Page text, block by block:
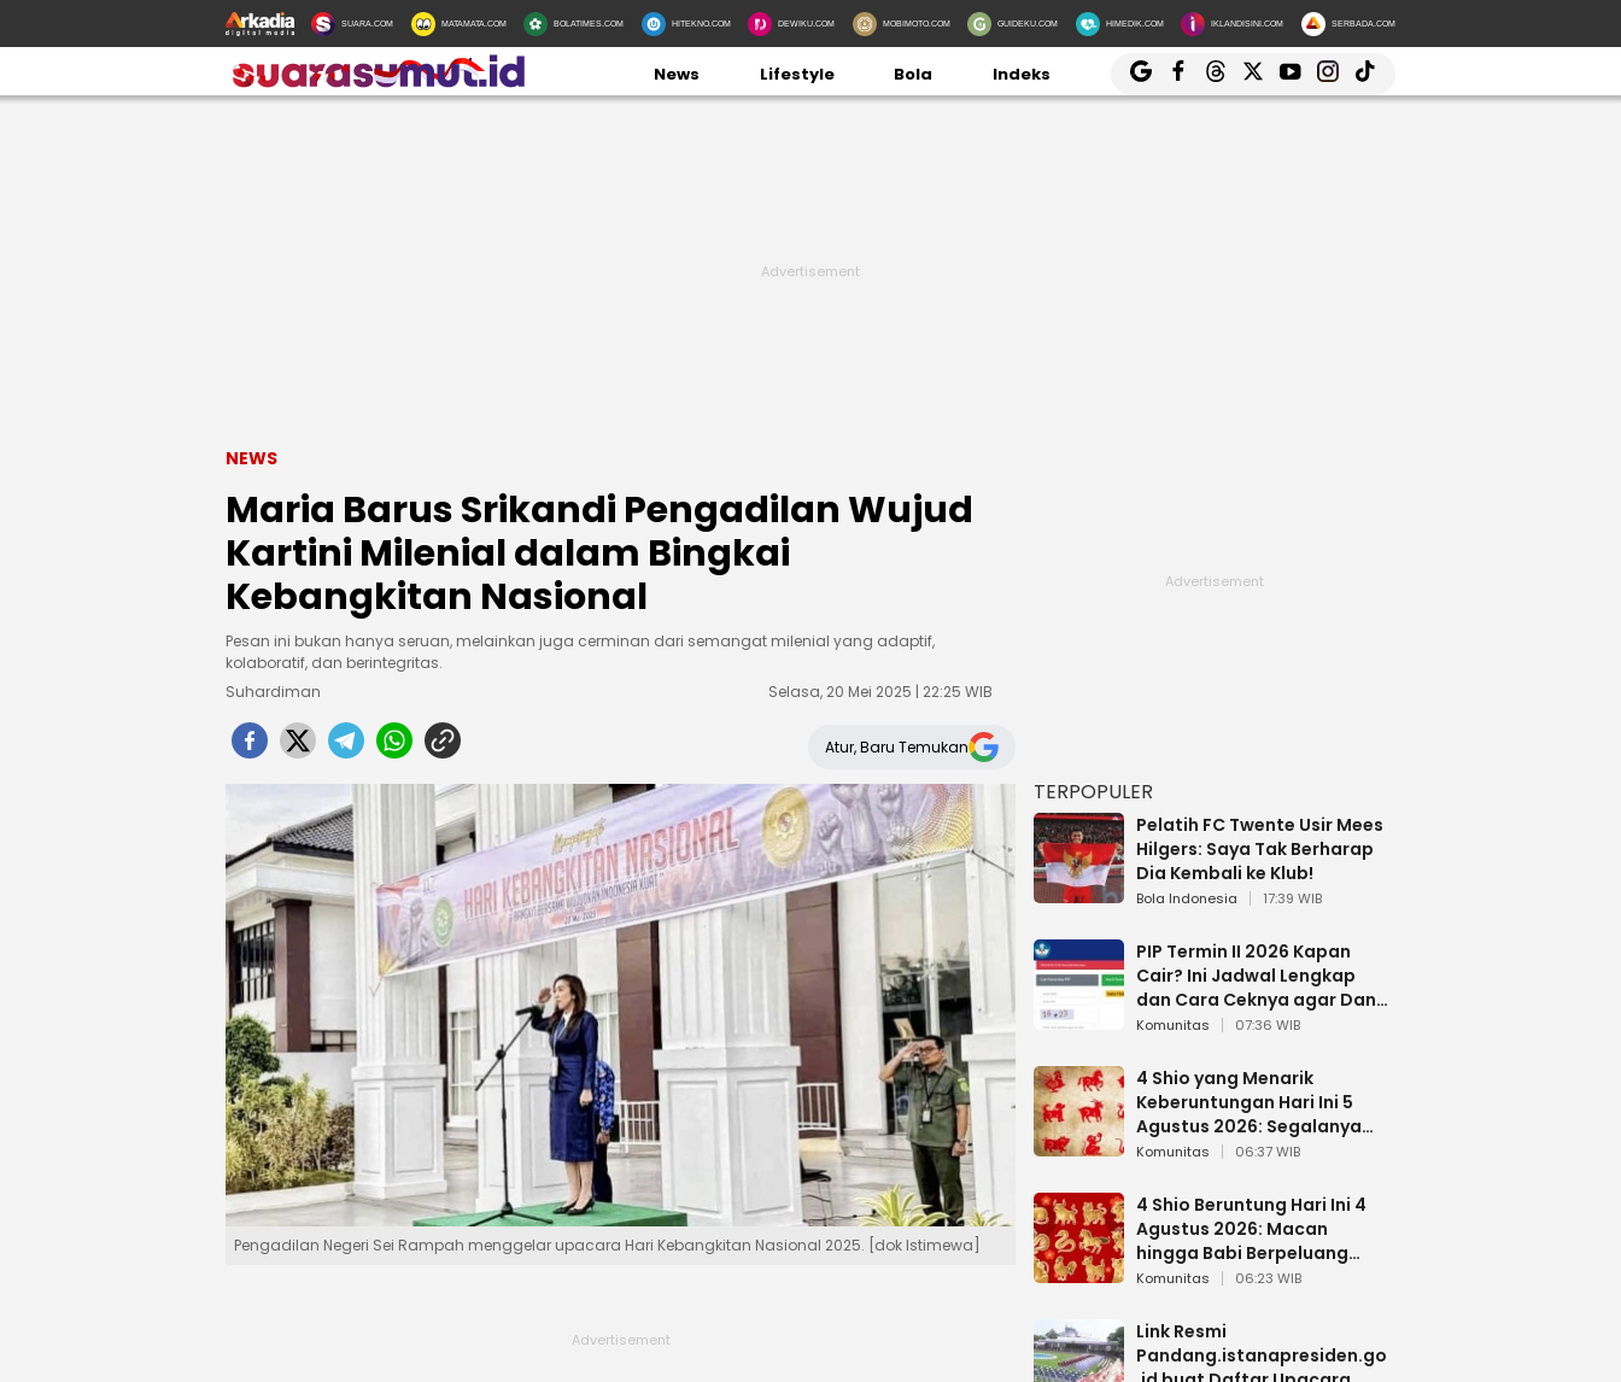
SUARA.COM MATAMATA.COM BOLATIMES.COM HITEKNO.COM DEWIKU.COM MOBIMOTO.COM GUIDEKU.COM HIMEDIK.COM IKLANDISINI.COM SERBADA.COM
News Lifestyle Bola Indeks
NEWS
Maria Barus Srikandi Pengadilan Wujud
Kartini Milenial dalam Bingkai
Kebangkitan Nasional
Pesan ini bukan hanya seruan, melainkan juga cerminan dari semangat milenial yang adaptif,
kolaboratif, dan berintegritas.
Suhardiman
Selasa, 20 Mei 2025 | 22:25 WIB
Atur, Baru Temukan
Pengadilan Negeri Sei Rampah menggelar upacara Hari Kebangkitan Nasional 2025. [dok Istimewa]
TERPOPULER
Pelatih FC Twente Usir Mees
Hilgers: Saya Tak Berharap
Dia Kembali ke Klub!
Bola Indonesia 17:39 WIB
PIP Termin II 2026 Kapan
Cair? Ini Jadwal Lengkap
dan Cara Ceknya agar Dana
Tidak Hangus!
Komunitas 07:36 WIB
4 Shio yang Menarik
Keberuntungan Hari Ini 5
Agustus 2026: Segalanya
Berjalan Lancar
Komunitas 06:37 WIB
4 Shio Beruntung Hari Ini 4
Agustus 2026: Macan
hingga Babi Berpeluang
Dapat Kabar Baik
Komunitas 06:23 WIB
Link Resmi
Pandang.istanapresiden.go